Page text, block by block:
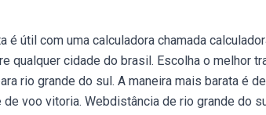
útil com uma calculadora chamada
qualquer cidade do brasil. Escolha o melhor
rio grande do sul. A maneira mais barata é de
voo vitoria. Webdistância de rio grande do